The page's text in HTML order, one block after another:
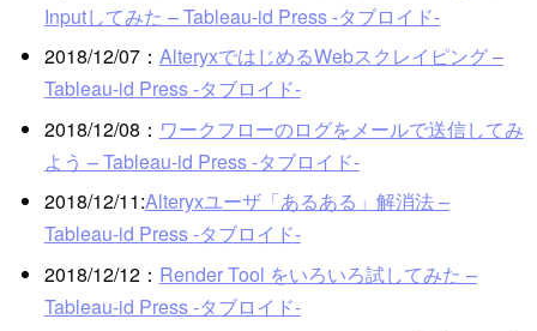
Inputしてみた – Tableau-id Press -タブロイド-
2018/12/07： AlteryxではじめるWebスクレイピング –
Tableau-id Press -タブロイド-
2018/12/08： ワークフローのログをメールで送信してみ
よう – Tableau-id Press -タブロイド-
2018/12/11:Alteryxユーザ「あるある」解消法 –
Tableau-id Press -タブロイド-
2018/12/12： Render Tool をいろいろ試してみた –
Tableau-id Press -タブロイド-